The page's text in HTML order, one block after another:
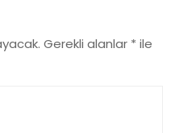
Gerekli alanlar * ile